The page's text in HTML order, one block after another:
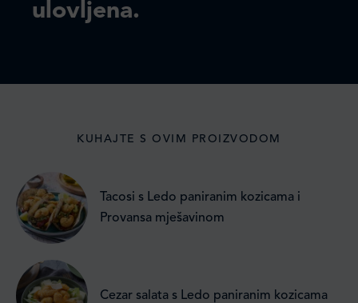
ulovljena.
KUHAJTE S OVIM PROIZVODOM
Tacosi s Ledo paniranim kozicama i
Provansa mješavinom
Cezar salata s Ledo paniranim kozicama